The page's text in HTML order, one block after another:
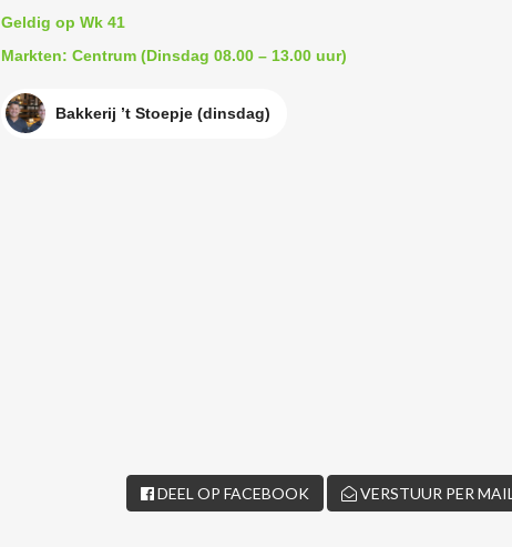
Geldig op Wk 41
Markten: Centrum (Dinsdag 08.00 – 13.00 uur)
Bakkerij ’t Stoepje (dinsdag)
DEEL OP FACEBOOK VERSTUUR PER MAIL